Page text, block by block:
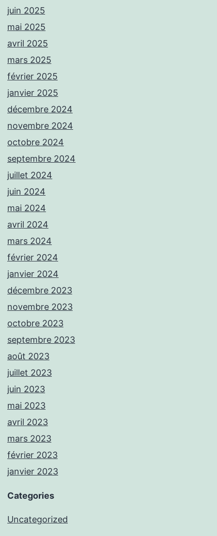
juin 2025
mai 2025
avril 2025
mars 2025
février 2025
janvier 2025
décembre 2024
novembre 2024
octobre 2024
septembre 2024
juillet 2024
juin 2024
mai 2024
avril 2024
mars 2024
février 2024
janvier 2024
décembre 2023
novembre 2023
octobre 2023
septembre 2023
août 2023
juillet 2023
juin 2023
mai 2023
avril 2023
mars 2023
février 2023
janvier 2023
Categories
Uncategorized